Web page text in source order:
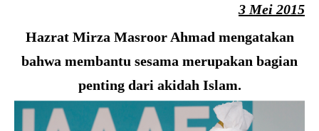
3 Mei 2015
Hazrat Mirza Masroor Ahmad mengatakan
bahwa membantu sesama merupakan bagian
penting dari akidah Islam.